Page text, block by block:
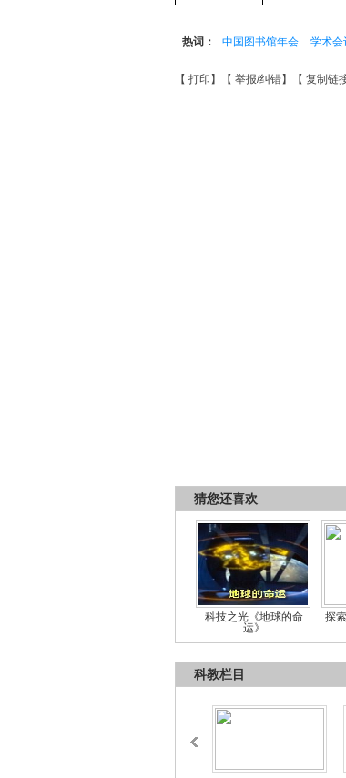
热词： 中国图书馆年会 学术会
【 打印 】【 举报/纠错】【 复制链
猜您还喜欢
科技之光《地球的命
运》
探
科教栏目